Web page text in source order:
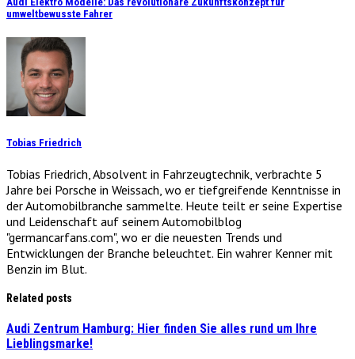
umweltbewusste Fahrer
Tobias Friedrich
Tobias Friedrich, Absolvent in Fahrzeugtechnik, verbrachte 5
Jahre bei Porsche in Weissach, wo er tiefgreifende Kenntnisse in
der Automobilbranche sammelte. Heute teilt er seine Expertise
und Leidenschaft auf seinem Automobilblog
"germancarfans.com", wo er die neuesten Trends und
Entwicklungen der Branche beleuchtet. Ein wahrer Kenner mit
Benzin im Blut.
Related posts
Audi Zentrum Hamburg: Hier finden Sie alles rund um Ihre
Lieblingsmarke!